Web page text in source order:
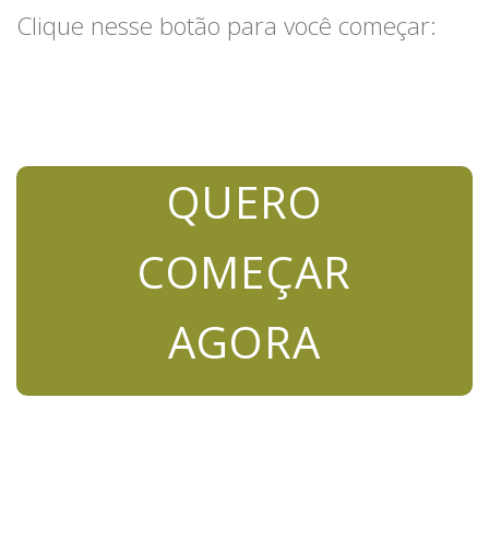
Clique nesse botão para você começar:
QUERO
COMEÇAR
AGORA